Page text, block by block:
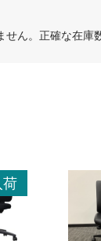
ん。正確な在庫
荷